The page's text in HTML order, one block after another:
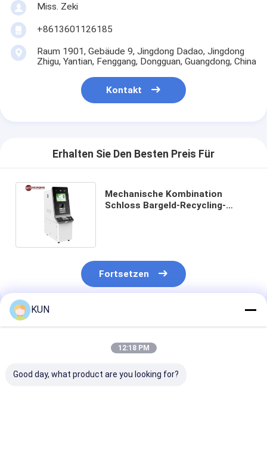
Miss. Zeki
+8613601126185
Raum 1901, Gebäude 9, Jingdong Dadao, Jingdong
Zhigu, Yantian, Fenggang, Dongguan, Guangdong, China
Kontakt
Erhalten Sie Den Besten Preis Für
Mechanische Kombination
Schloss Bargeld-Recycling-
Fortsetzen
Empfohlene Produkte
KUN
12:18 PM
Good day, what product are you looking for?